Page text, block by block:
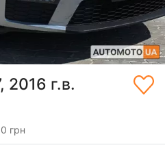
2016 г.в.
грн